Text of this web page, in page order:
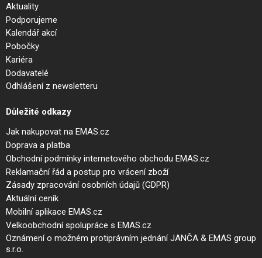
Aktuality
Podporujeme
Kalendář akcí
Pobočky
Kariéra
Dodavatelé
Odhlášení z newsletteru
Důležité odkazy
Jak nakupovat na EMAS.cz
Doprava a platba
Obchodní podmínky internetového obchodu EMAS.cz
Reklamační řád a postup pro vrácení zboží
Zásady zpracování osobních údajů (GDPR)
Aktuální ceník
Mobilní aplikace EMAS.cz
Velkoobchodní spolupráce s EMAS.cz
Oznámení o možném protiprávním jednání JANČA & EMAS group
s.r.o.